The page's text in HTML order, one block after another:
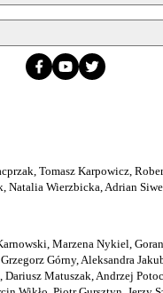
Tomasz Karpowicz,
Natalia Wierzbicka, Adrian
Marzena Nykiel,
Górny, Aleksandra
Matuszak, Andrzej